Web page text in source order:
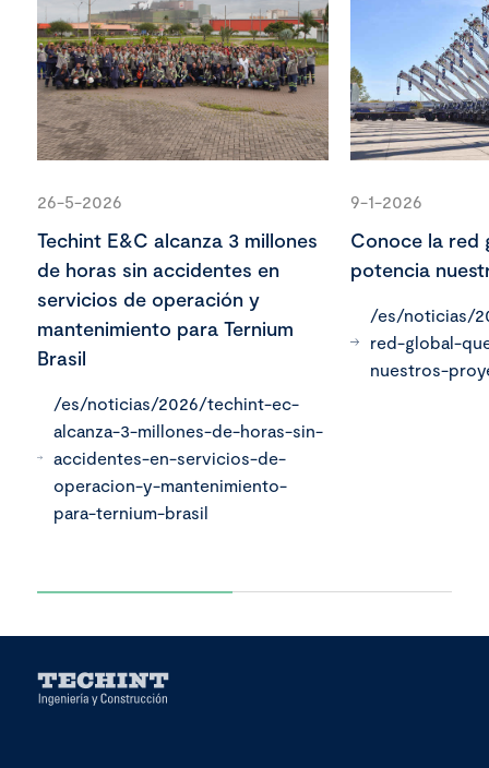
26-5-2026
Techint E&C alcanza 3 millones
de horas sin accidentes en
servicios de operación y
mantenimiento para Ternium
Brasil
/es/noticias/2026/techint-ec-
alcanza-3-millones-de-horas-sin-
accidentes-en-servicios-de-
operacion-y-mantenimiento-
para-ternium-brasil
9-1-2026
Conoce la red
potencia
/es/noticias/
red-global-
nuestros-